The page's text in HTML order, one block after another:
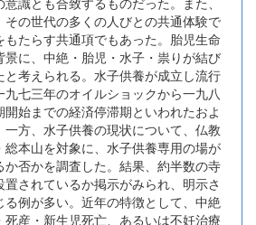
の世代の多くの人びとの共通体験で
もたらす共通項でもあった。胎児生命
に、中絶・胎児・水子・祟りが結び
考えられる。水子供養が成立し流行
七三年のオイルショックから一九八
始までの経済停滞期といわれたおよ
方、水子供養の現状について、仏教
本山を対象に、水子供養専用の場が
否かを調査した。結果、約半数の寺
されているか掲示がみられ、明示さ
例が多い。近年の特徴として、中絶
産・新生児死亡、あるいは不妊治療